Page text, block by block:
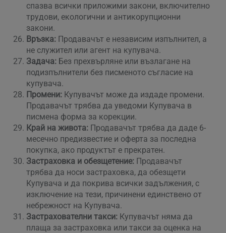
спазва всички приложими закони, включително
трудови, екологични и антикорупционни
закони.
Връзка: Продавачът е независим изпълнител, а
не служител или агент на купувача.
Задача: Без прехвърляне или възлагане на
подизпълнители без писменото съгласие на
купувача.
Промени: Купувачът може да издаде промени.
Продавачът трябва да уведоми Купувача в
писмена форма за корекции.
Край на живота: Продавачът трябва да даде 6-
месечно предизвестие и оферта за последна
покупка, ако продуктът е прекратен.
Застраховка и обезщетение: Продавачът
трябва да носи застраховка, да обезщети
Купувача и да покрива всички задължения, с
изключение на тези, причинени единствено от
небрежност на Купувача.
Застрахователни такси: Купувачът няма да
плаща за застраховка или такси за оценка на